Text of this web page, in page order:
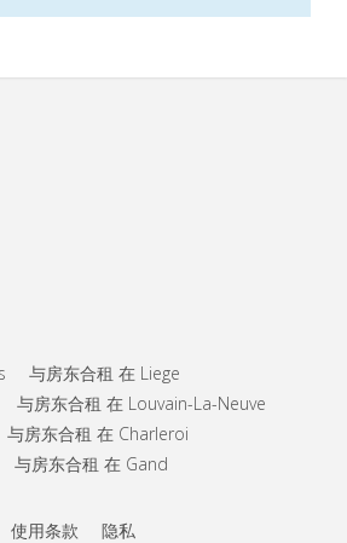
与房东合租 在 Liege
与房东合租 在 Louvain-La-Neuve
与房东合租 在 Charleroi
与房东合租 在 Gand
使用条款 隐私